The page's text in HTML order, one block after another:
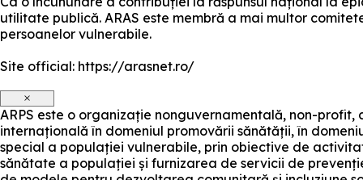
utilitate publică. ARAS este membră a mai multor
persoanelor vulnerabile.
Site official: https://arasnet.ro/
×
ARPS este o organizație nonguvernamentală, non-
internațională în domeniul promovării sănătății, în
special a populației vulnerabile, prin obiective de
sănătate a populației și furnizarea de servicii de